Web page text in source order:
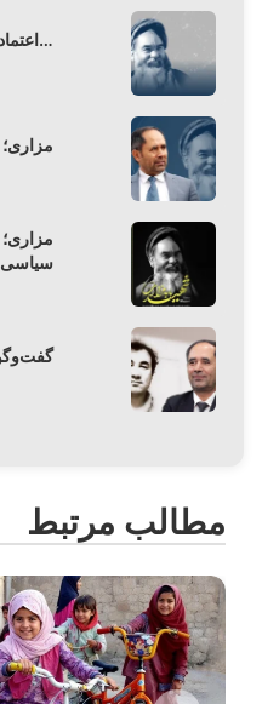
اعتماد (۱)؛ اهدا به مزاری…
سیاسی
مطالب مرتبط